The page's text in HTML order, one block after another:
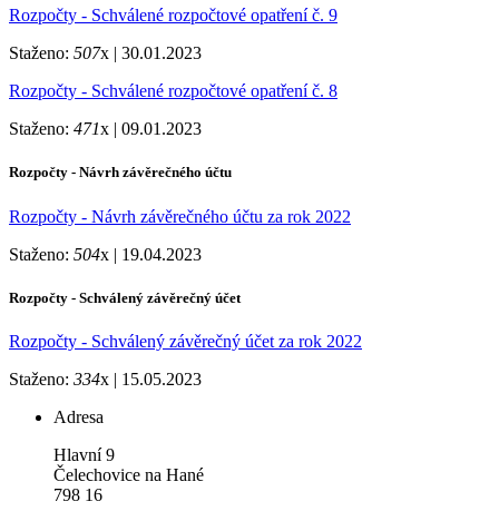
Rozpočty - Schválené rozpočtové opatření č. 9
Staženo: 507x | 30.01.2023
Rozpočty - Schválené rozpočtové opatření č. 8
Staženo: 471x | 09.01.2023
Rozpočty - Návrh závěrečného účtu
Rozpočty - Návrh závěrečného účtu za rok 2022
Staženo: 504x | 19.04.2023
Rozpočty - Schválený závěrečný účet
Rozpočty - Schválený závěrečný účet za rok 2022
Staženo: 334x | 15.05.2023
Adresa
Hlavní 9
Čelechovice na Hané
798 16